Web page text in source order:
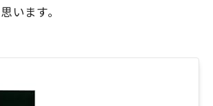
います。